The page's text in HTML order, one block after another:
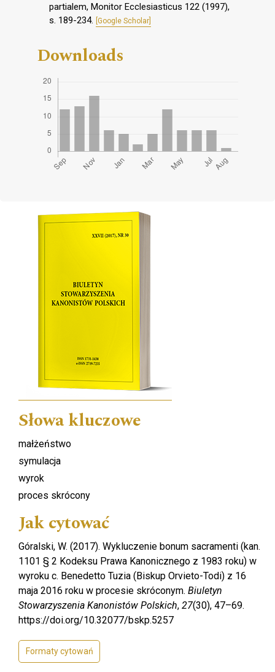
partialem, Monitor Ecclesiasticus 122 (1997),
s. 189-234. [Google Scholar]
Downloads
Cover image
Słowa kluczowe
małżeństwo
symulacja
wyrok
proces skrócony
Jak cytować
Góralski, W. (2017). Wykluczenie bonum sacramenti (kan.
1101 § 2 Kodeksu Prawa Kanonicznego z 1983 roku) w
wyroku c. Benedetto Tuzia (Biskup Orvieto-Todi) z 16
maja 2016 roku w procesie skróconym. Biuletyn
Stowarzyszenia Kanonistów Polskich, 27(30), 47–69.
https://doi.org/10.32077/bskp.5257
Formaty cytowań